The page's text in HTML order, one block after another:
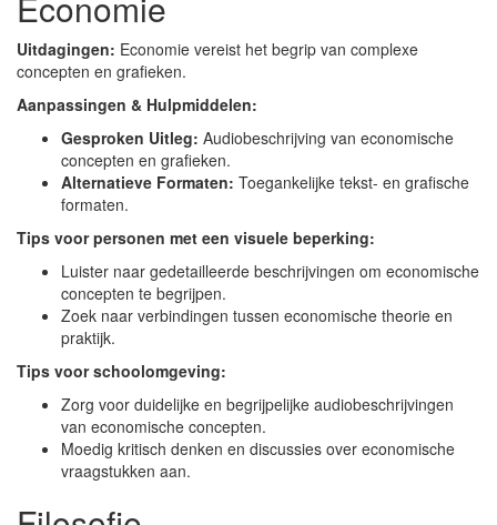
Uitdagingen: Economie vereist het begrip van complexe
concepten en grafieken.
Aanpassingen & Hulpmiddelen:
Gesproken Uitleg: Audiobeschrijving van economische
concepten en grafieken.
Alternatieve Formaten: Toegankelijke tekst- en grafische
formaten.
Tips voor personen met een visuele beperking:
Luister naar gedetailleerde beschrijvingen om economische
concepten te begrijpen.
Zoek naar verbindingen tussen economische theorie en
praktijk.
Tips voor schoolomgeving:
Zorg voor duidelijke en begrijpelijke audiobeschrijvingen
van economische concepten.
Moedig kritisch denken en discussies over economische
vraagstukken aan.